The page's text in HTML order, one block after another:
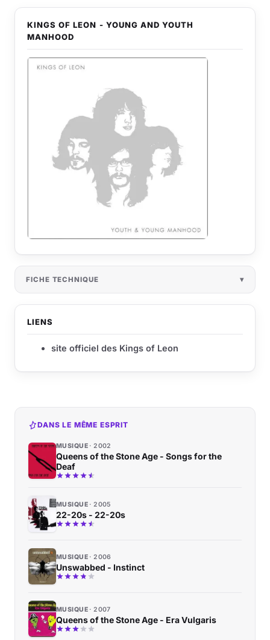
KINGS OF LEON - YOUNG AND YOUTH
MANHOOD
FICHE TECHNIQUE
LIENS
site officiel des Kings of Leon
DANS LE MÊME ESPRIT
MUSIQUE 2002
Queens of the Stone Age - Songs for the
Deaf
MUSIQUE 2005
22-20s - 22-20s
MUSIQUE 2006
Unswabbed - Instinct
MUSIQUE 2007
Queens of the Stone Age - Era Vulgaris